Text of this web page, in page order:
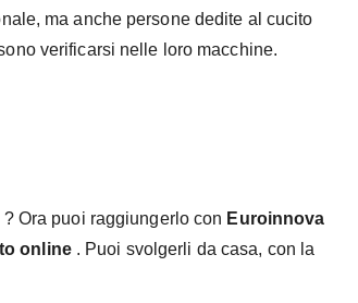
ma anche persone dedite al cucito
verificarsi nelle loro macchine.
? Ora puoi raggiungerlo con Euroinnova
online. Puoi svolgerli da casa, con la